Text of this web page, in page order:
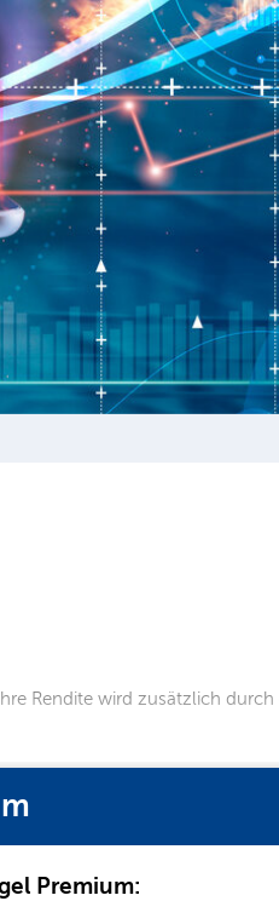
Rendite wird zusätzlich
Premium: